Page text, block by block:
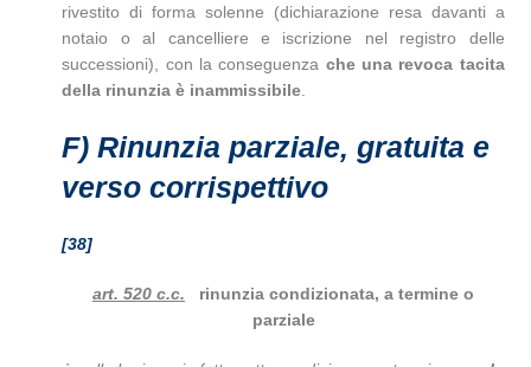
rivestito di forma solenne (dichiarazione resa davanti a
notaio o al cancelliere e iscrizione nel registro delle
successioni), con la conseguenza che una revoca tacita
della rinunzia è inammissibile
F) Rinunzia parziale, gratuita e
verso corrispettivo
[38]
art. 520 c.c.
rinunzia condizionata, a termine o
parziale